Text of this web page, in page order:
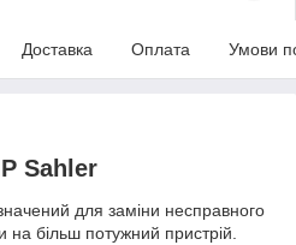
Доставка Оплата Умови
Sahler
для заміни несправного
на більш потужний пристрій.